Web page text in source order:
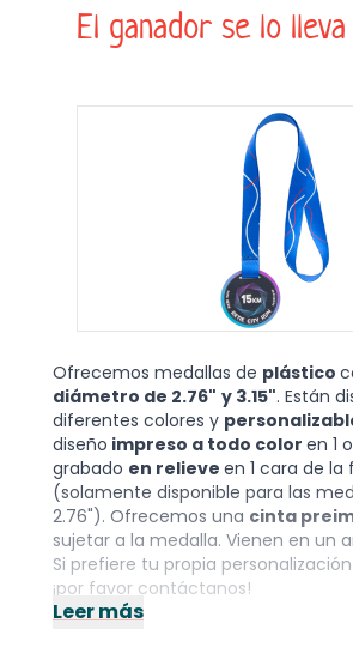
El ganador se lo
Ofrecemos medallas de plástico
diámetro de 2.76" y 3.15". Están
diferentes colores y
diseño impreso a todo color en 1
grabado en relieve en 1 cara de la
(solamente disponible para las
2.76"). Ofrecemos una cinta
sujetar a la medalla. Vienen en un
Si prefiere tu propia
¡por favor contáctanos!
Leer más